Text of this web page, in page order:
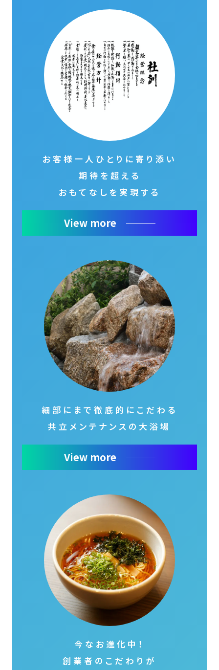
お客様一人ひとりに寄り添い
期待を超える
おもてなしを実現する
View more
細部にまで徹底的にこだわる
共立メンテナンスの大浴場
View more
今なお進化中！
創業者のこだわりが